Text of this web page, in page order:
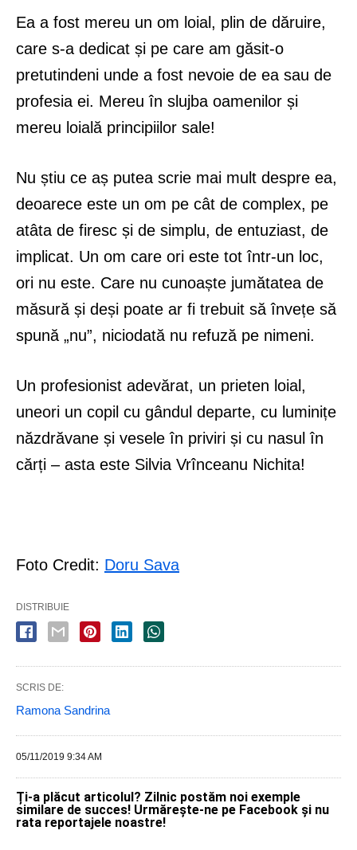
Ea a fost mereu un om loial, plin de dăruire,
care s-a dedicat și pe care am găsit-o
pretutindeni unde a fost nevoie de ea sau de
profesia ei. Mereu în slujba oamenilor și
mereu loială principiilor sale!
Nu știu ce aș putea scrie mai mult despre ea,
deoarece este un om pe cât de complex, pe
atâta de firesc și de simplu, de entuziast, de
implicat. Un om care ori este tot într-un loc,
ori nu este. Care nu cunoaște jumătatea de
măsură și deși poate ar fi trebuit să învețe să
spună „nu”, niciodată nu refuză pe nimeni.
Un profesionist adevărat, un prieten loial,
uneori un copil cu gândul departe, cu luminițe
năzdrăvane și vesele în priviri și cu nasul în
cărți – asta este Silvia Vrînceanu Nichita!
Foto Credit: Doru Sava
DISTRIBUIE
SCRIS DE:
Ramona Sandrina
05/11/2019 9:34 AM
Ți-a plăcut articolul? Zilnic postăm noi exemple
similare de succes! Urmărește-ne pe Facebook și nu
rata reportajele noastre!